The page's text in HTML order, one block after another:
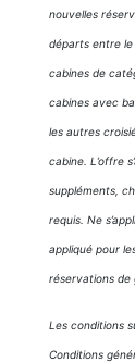
nouvelles
départs entre le
cabines de
cabines avec
les autres
cabine. L’offre
suppléments,
requis. Ne
appliqué pour
réservations de
Les conditions
Conditions